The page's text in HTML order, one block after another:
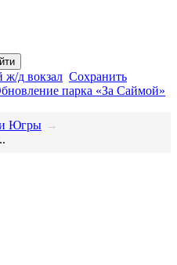
ж/д вокзал Сохранить
парка «За Саймой»
Югры →